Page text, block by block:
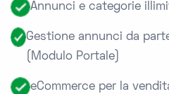
Annunci e categorie
Gestione annunci da
(Modulo Portale)
eCommerce per la